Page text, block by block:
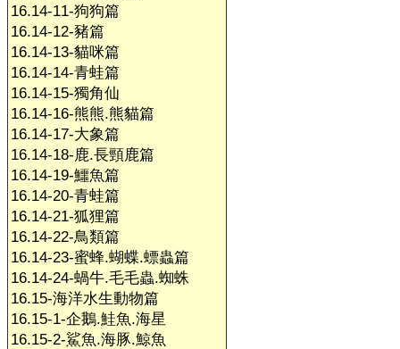
16.14-11-狗狗篇
16.14-12-豬篇
16.14-13-貓咪篇
16.14-14-青蛙篇
16.14-15-獨角仙
16.14-16-熊熊.熊貓篇
16.14-17-大象篇
16.14-18-鹿.長頸鹿篇
16.14-19-鱷魚篇
16.14-20-青蛙篇
16.14-21-狐狸篇
16.14-22-鳥類篇
16.14-23-蜜蜂.蝴蝶.螵蟲篇
16.14-24-蝸牛.毛毛蟲.蜘蛛
16.15-海洋水生動物篇
16.15-1-企鵝.鮭魚.海星
16.15-2-鯊魚.海豚.鯨魚